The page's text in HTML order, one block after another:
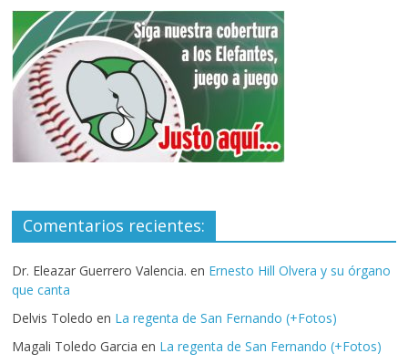
Comentarios recientes:
Dr. Eleazar Guerrero Valencia. en Ernesto Hill Olvera y su órgano
que canta
Delvis Toledo en La regenta de San Fernando (+Fotos)
Magali Toledo Garcia en La regenta de San Fernando (+Fotos)